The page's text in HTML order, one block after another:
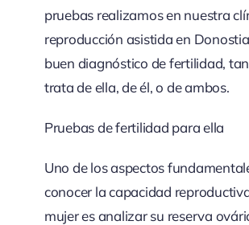
pruebas realizamos en nuestra
reproducción asistida en
buen diagnóstico de fertilidad,
trata de ella, de él, o de ambos.
Pruebas de fertilidad para ella
Uno de los aspectos
conocer la capacidad
mujer es analizar su reserva